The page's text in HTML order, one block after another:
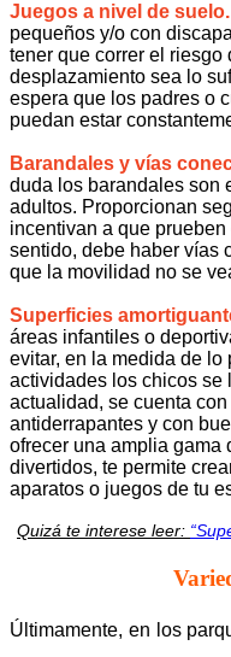
Juegos a nivel de suelo.
pequeños y/o con
tener que correr el riesgo
desplazamiento sea lo
espera que los padres o
puedan estar
Barandales y vías
duda los barandales son
adultos. Proporcionan
incentivan a que
sentido, debe haber vías
que la movilidad no se
Superficies
áreas infantiles o
evitar, en la medida de
actividades los chicos se
actualidad, se cuenta
antiderrapantes y con
ofrecer una amplia gama
divertidos, te permite
aparatos o juegos de tu
Quizá te interese leer:
Últimamente, en los